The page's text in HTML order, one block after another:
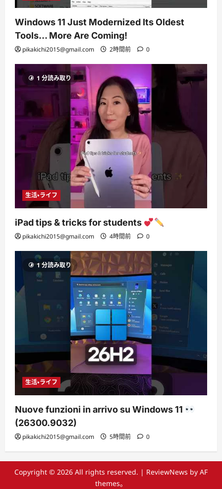
Windows 11 Just Modernized Its Oldest
Tools… More Are Coming!
pikakichi2015@gmail.com 2時間前 0
1 分読み取り
生活・ライフ
iPad tips & tricks for students
pikakichi2015@gmail.com 4時間前 0
1 分読み取り
生活・ライフ
Nuove funzioni in arrivo su Windows 11
(26300.9032)
pikakichi2015@gmail.com 5時間前 0
Copyright © 2026 All rights reserved. | ReviewNews by AF
themes。